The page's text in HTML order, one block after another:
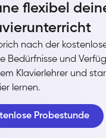
flexibel
nach der
Bedürfnisse und
Klavierlehrer und
lernen.
Probestunde